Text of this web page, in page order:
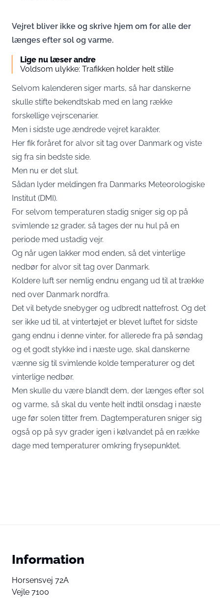
Vejret bliver ikke og skrive hjem om for alle der
længes efter sol og varme.
Lige nu læser andre
Voldsom ulykke: Trafikken holder helt stille
Selvom kalenderen siger marts, så har danskerne
skulle stifte bekendtskab med en lang række
forskellige vejrscenarier.
Men i sidste uge ændrede vejret karakter.
Her fik foråret for alvor sit tag over Danmark og viste
sig fra sin bedste side.
Men nu er det slut.
Sådan lyder meldingen fra Danmarks Meteorologiske
Institut (DMI).
For selvom temperaturen stadig sniger sig op på
svimlende 12 grader, så tages der nu hul på en
periode med ustadig vejr.
Og når ugen lakker mod enden, så det vinterlige
nedbør for alvor sit tag over Danmark.
Koldere luft ser nemlig endnu engang ud til at trække
ned over Danmark nordfra.
Det vil betyde snebyger og udbredt nattefrost. Og det
ser ikke ud til, at vintertøjet er blevet luftet for sidste
gang endnu i denne vinter, for allerede fra på søndag
og et godt stykke ind i næste uge, skal danskerne
vænne sig til svimlende kolde temperaturer og det
vinterlige nedbør.
Men skulle du være blandt dem, der længes efter sol
og varme, så skal du vente helt indtil onsdag i næste
uge før solen titter frem. Dagtemperaturen sniger sig
også op på syv grader igen i kølvandet på en række
dage med temperaturer omkring frysepunktet.
Information
Horsensvej 72A
Vejle 7100